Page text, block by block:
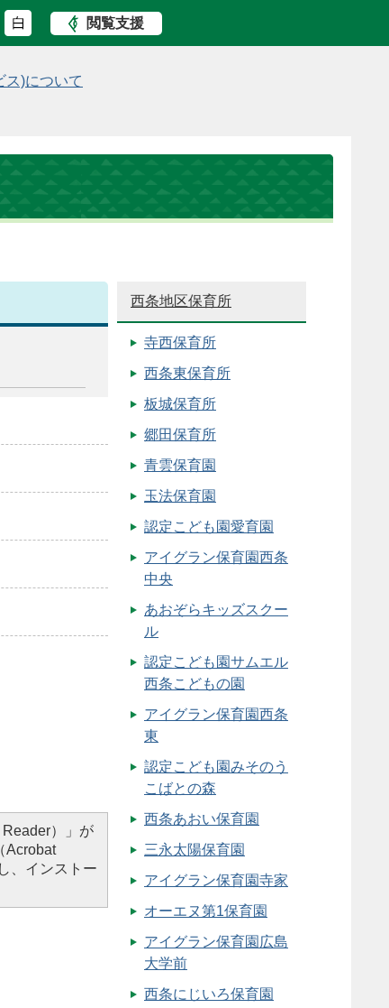
閲覧支援
ス)について
）」が
Acrobat
、インストー
西条地区保育所
寺西保育所
西条東保育所
板城保育所
郷田保育所
青雲保育園
玉法保育園
認定こども園愛育園
アイグラン保育園西条
中央
あおぞらキッズスクー
ル
認定こども園サムエル
西条こどもの園
アイグラン保育園西条
東
認定こども園みそのう
こばとの森
西条あおい保育園
三永太陽保育園
アイグラン保育園寺家
オーエヌ第1保育園
アイグラン保育園広島
大学前
西条にじいろ保育園